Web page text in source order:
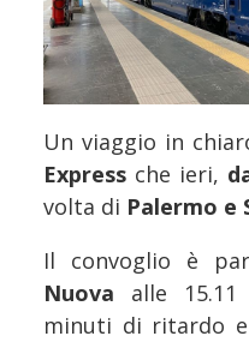
Un viaggio in
Express che ieri,
volta di Palermo e
Il convoglio è
Nuova alle
minuti di ritardo